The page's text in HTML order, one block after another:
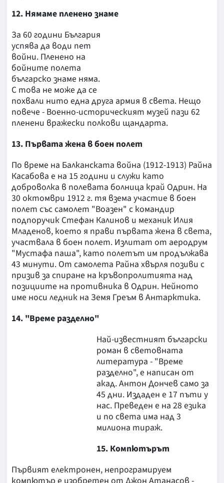
12. Нямаме пленено знаме
За 60 години България
успява да води пет
войни. Пленено на
бойните полета
българско знаме няма.
С това не може да се
похвали нито една друга армия в света. Нещо
повече - Военно-историческият музей пази 62
пленени вражески полкови щандарта.
13. Първата жена в боен полет
По време на Балканската война (1912-1913) Райна
Касабова е на 15 години и служи като
доброволка в полевата болница край Одрин. На
30 октомври 1912 г. тя взема участие в боен
полет със самолет "Воазен" с командир
подпоручик Стефан Калинов и механик Илия
Младенов, което я прави първата жена в света,
участвала в боен полет. Излитат от аеродрум
"Мустафа паша", като полетът им продължава
43 минути. От самолета Райна хвърля позиви с
призив за спиране на кръвопролитията над
позициите на противника в Одрин. Нейното
име носи ледник на Земя Греъм в Антарктика.
14. "Време разделно"
Най-известният български
роман в световната
литература - "Време
разделно", е написан от
акад. Антон Дончев само за
45 дни. Издаден е 17 пъти у
нас. Преведен е на 28 езика
и по света има над 3
милиона тираж.
15. Компютърът
Първият електронен, непрограмируем